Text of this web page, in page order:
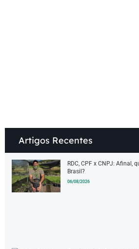
Artigos Recentes
RDC, CPF x CNPJ: Afinal,
Brasil?
06/08/2026